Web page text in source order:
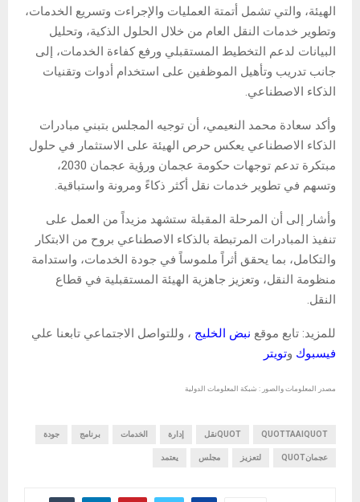
الهيئة، والتي تشمل أتمتة العمليات والإجراءت وتسريع الخدمات،
وتطوير خدمات النقل العام من خلال الحلول الذكية، وتحليل
البيانات لدعم التخطيط المستقبلي ورفع كفاءة الخدمات، إلى
جانب تدريب وتأهيل الموظفين على استخدام أدوات وتقنيات
الذكاء الاصطناعي.
وأكد سعادة محمد النعيمي، أن توجيه المجلس بتبني مبادرات
الذكاء الاصطناعي يعكس حرص الهيئة على الاستثمار في حلول
مبتكرة تدعم توجهات حكومة عجمان ورؤية عجمان 2030،
وتسهم في تطوير خدمات نقل أكثر ذكاءً ومرونة واستباقية.
وأشار إلى أن المرحلة المقبلة ستشهد مزيداً من العمل على
تنفيذ المبادرات المرتبطة بالذكاء الاصطناعي بروح من الابتكار
والتكامل، بما يحقق أثراً ملموساً في جودة الخدمات، واستدامة
منظومة النقل، وتعزيز جاهزية الهيئة المستقبلية في قطاع
النقل.
للمزيد: تابع موقع نبض الخليج ، وللتواصل الاجتماعي تابعنا علي
فيسبوك وتويتر
مصدر المعلومات والصور : شبكة المعلومات الدولية
QUOTTAAIQUOT QUOTنقل إدارة الخدمات برنامج جودة
عجمانQUOT لتعزيز مجلس يعتمد